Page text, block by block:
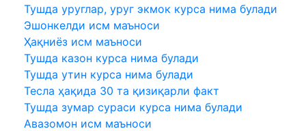
Тушда уруглар, уруг экмок курса нима булади
Эшонкелди исм маъноси
Ҳақниёз исм маъноси
Тушда казон курса нима булади
Тушда утин курса нима булади
Тесла ҳақида 30 та қизиқарли факт
Тушда зумар сураси курса нима булади
Авазомон исм маъноси